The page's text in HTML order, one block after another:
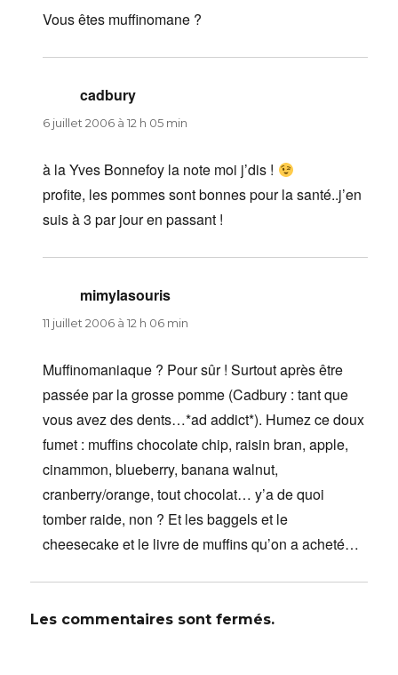
Vous êtes muffinomane ?
cadbury
6 juillet 2006 à 12 h 05 min
à la Yves Bonnefoy la note moi j’dis !
profite, les pommes sont bonnes pour la santé..j’en
suis à 3 par jour en passant !
mimylasouris
11 juillet 2006 à 12 h 06 min
Muffinomaniaque ? Pour sûr ! Surtout après être
passée par la grosse pomme (Cadbury : tant que
vous avez des dents…*ad addict*). Humez ce doux
fumet : muffins chocolate chip, raisin bran, apple,
cinammon, blueberry, banana walnut,
cranberry/orange, tout chocolat… y’a de quoi
tomber raide, non ? Et les baggels et le
cheesecake et le livre de muffins qu’on a acheté…
Les commentaires sont fermés.